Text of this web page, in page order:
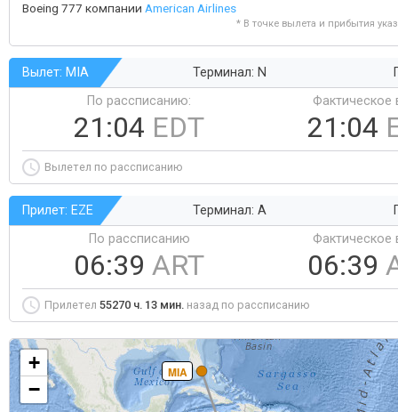
Boeing 777 компании American Airlines
* В точке вылета и прибытия
Вылет: MIA Терминал: N
По рассписанию:
21:04 EDT
Фактическое
21:04
Вылетел по рассписанию
Прилет: EZE Терминал: A
По рассписанию
06:39 ART
Фактическое
06:39
Прилетел 55270 ч. 13 мин. назад по рассписанию
MIA
+
−